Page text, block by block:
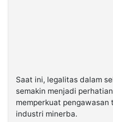
Saat ini, legalitas dalam
semakin menjadi
memperkuat
industri minerba.